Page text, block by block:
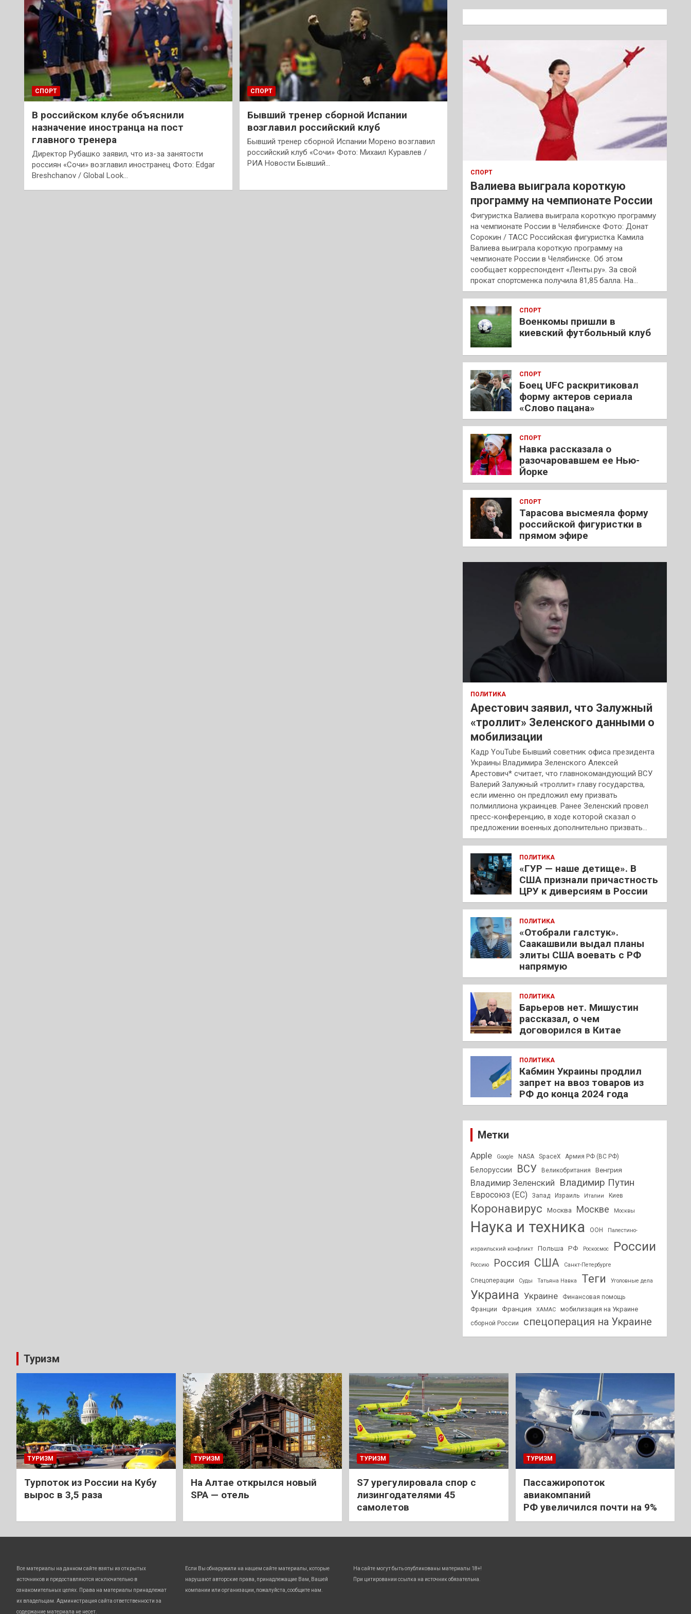
СПОРТ
В российском клубе объяснили
назначение иностранца на пост
главного тренера
Директор Рубашко заявил, что из-за занятости
россиян «Сочи» возглавил иностранец Фото: Edgar
Breshchanov / Global Look…
СПОРТ
Бывший тренер сборной Испании
возглавил российский клуб
Бывший тренер сборной Испании Морено возглавил
российский клуб «Сочи» Фото: Михаил Куравлев /
РИА Новости Бывший…
к
СПОРТ
Валиева выиграла короткую
программу на чемпионате России
Фигуристка Валиева выиграла короткую программу
на чемпионате России в Челябинске Фото: Донат
Сорокин / ТАСС Российская фигуристка Камила
Валиева выиграла короткую программу на
чемпионате России в Челябинске. Об этом
сообщает корреспондент «Ленты.ру». За свой
прокат спортсменка получила 81,85 балла. На…
СПОРТ
Военкомы пришли в
киевский футбольный клуб
СПОРТ
Боец UFC раскритиковал
форму актеров сериала
«Слово пацана»
СПОРТ
Навка рассказала о
разочаровавшем ее Нью-
Йорке
СПОРТ
Тарасова высмеяла форму
российской фигуристки в
прямом эфире
ПОЛИТИКА
Арестович заявил, что Залужный
«троллит» Зеленского данными о
мобилизации
Кадр YouTube Бывший советник офиса президента
Украины Владимира Зеленского Алексей
Арестович* считает, что главнокомандующий ВСУ
Валерий Залужный «троллит» главу государства,
если именно он предложил ему призвать
полмиллиона украинцев. Ранее Зеленский провел
пресс-конференцию, в ходе которой сказал о
предложении военных дополнительно призвать…
ПОЛИТИКА
«ГУР — наше детище». В
США признали причастность
ЦРУ к диверсиям в России
ПОЛИТИКА
«Отобрали галстук».
Саакашвили выдал планы
элиты США воевать с РФ
напрямую
ПОЛИТИКА
Барьеров нет. Мишустин
рассказал, о чем
договорился в Китае
ПОЛИТИКА
Кабмин Украины продлил
запрет на ввоз товаров из
РФ до конца 2024 года
Метки
Apple Google NASA SpaceX Армия РФ (ВС РФ)
Белоруссии ВСУ Великобритания Венгрия
Владимир Зеленский Владимир Путин
Евросоюз (ЕС) Запад Израиль Италии Киев
Коронавирус Москва Москве Москвы
Наука и техника ООН Палестино-
израильский конфликт Польша РФ Роскосмос России
Россию Россия США Санкт-Петербурге
Спецоперации Суды Татьяна Навка Теги Уголовные дела
Украина Украине
Финансовая помощь
Франции
Франция ХАМАС мобилизация на Украине
сборной России спецоперация на Украине
Туризм
ТУРИЗМ
Турпоток из России на Кубу
вырос в 3,5 раза
ТУРИЗМ
На Алтае открылся новый
SPA — отель
ТУРИЗМ
S7 урегулировала спор с
лизингодателями 45
самолетов
ТУРИЗМ
Пассажиропоток
авиакомпаний
РФ увеличился почти на 9%
Все материалы на данном сайте взяты из открытых
источников и предоставляются исключительно в
ознакомительных целях. Права на материалы принадлежат
их владельцам. Администрация сайта ответственности за
содержание материала не несет.
Если Вы обнаружили на нашем сайте материалы, которые
нарушают авторские права, принадлежащие Вам, Вашей
компании или организации, пожалуйста, сообщите нам.
На сайте могут быть опубликованы материалы 18+!
При цитировании ссылка на источник обязательна.